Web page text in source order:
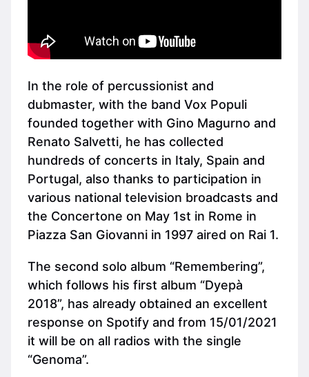
In the role of percussionist and
dubmaster, with the band Vox Populi
founded together with Gino Magurno and
Renato Salvetti, he has collected
hundreds of concerts in Italy, Spain and
Portugal, also thanks to participation in
various national television broadcasts and
the Concertone on May 1st in Rome in
Piazza San Giovanni in 1997 aired on Rai 1.
The second solo album “Remembering”,
which follows his first album “Dyepà
2018”, has already obtained an excellent
response on Spotify and from 15/01/2021
it will be on all radios with the single
“Genoma”.